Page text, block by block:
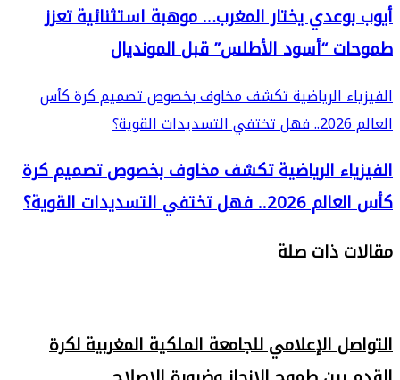
أيوب بوعدي يختار المغرب… موهبة استثنائية تعزز
طموحات “أسود الأطلس” قبل المونديال
الفيزياء الرياضية تكشف مخاوف بخصوص تصميم كرة كأس
العالم 2026.. فهل تختفي التسديدات القوية؟
الفيزياء الرياضية تكشف مخاوف بخصوص تصميم كرة
كأس العالم 2026.. فهل تختفي التسديدات القوية؟
مقالات ذات صلة
التواصل الإعلامي للجامعة الملكية المغربية لكرة